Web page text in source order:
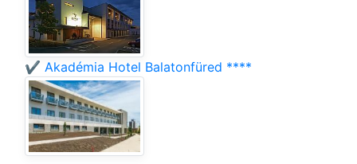
✔️ Akadémia Hotel Balatonfüred ****